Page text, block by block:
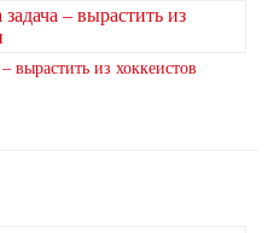
из хоккеистов